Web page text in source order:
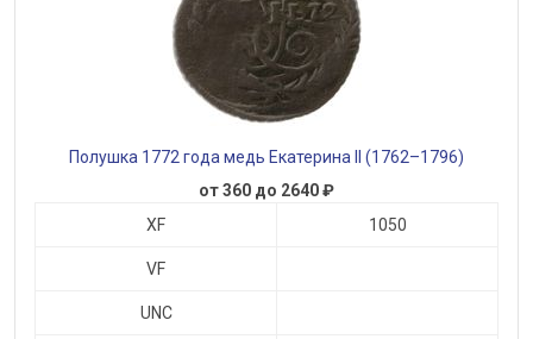
Полушка 1772 года медь Екатерина II (1762–1796)
от 360 до 2640 ₽
XF
1050
VF
UNC